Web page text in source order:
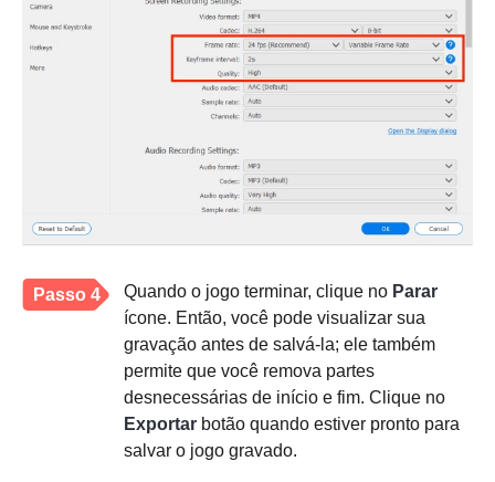
Passo 4 Quando o jogo terminar, clique no Parar
ícone. Então, você pode visualizar sua
gravação antes de salvá-la; ele também
permite que você remova partes
desnecessárias de início e fim. Clique no
Exportar botão quando estiver pronto para
salvar o jogo gravado.